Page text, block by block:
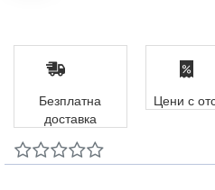
Безплатна
доставка
Цени с